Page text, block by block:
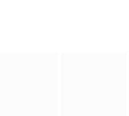
级的要求，只